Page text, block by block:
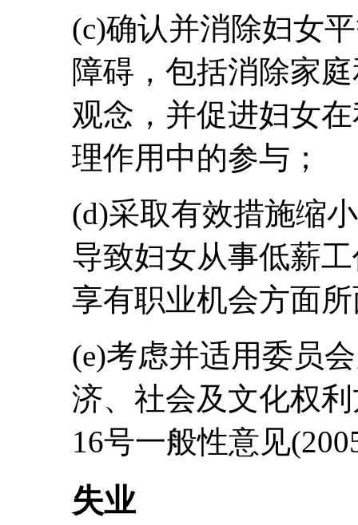
(c)确认并消除妇女
障碍，包括消除家
观念，并促进妇女
理作用中的参与；
(d)采取有效措施缩
导致妇女从事低薪
享有职业机会方面
(e)考虑并适用委员
济、社会及文化权
16号一般性意见
失业